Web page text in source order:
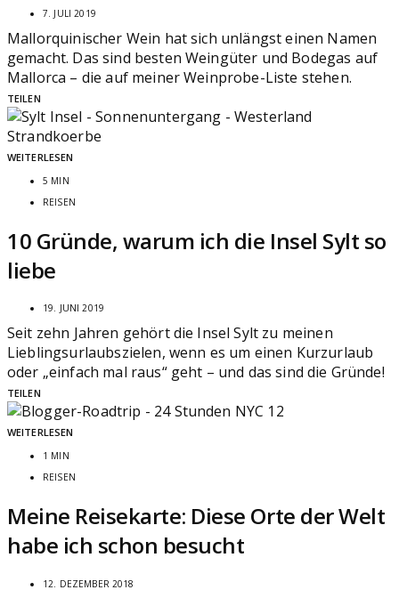
7. JULI 2019
Mallorquinischer Wein hat sich unlängst einen Namen
gemacht. Das sind besten Weingüter und Bodegas auf
Mallorca – die auf meiner Weinprobe-Liste stehen.
TEILEN
WEITERLESEN
5 MIN
REISEN
10 Gründe, warum ich die Insel Sylt so
liebe
19. JUNI 2019
Seit zehn Jahren gehört die Insel Sylt zu meinen
Lieblingsurlaubszielen, wenn es um einen Kurzurlaub
oder „einfach mal raus“ geht – und das sind die Gründe!
TEILEN
WEITERLESEN
1 MIN
REISEN
Meine Reisekarte: Diese Orte der Welt
habe ich schon besucht
12. DEZEMBER 2018